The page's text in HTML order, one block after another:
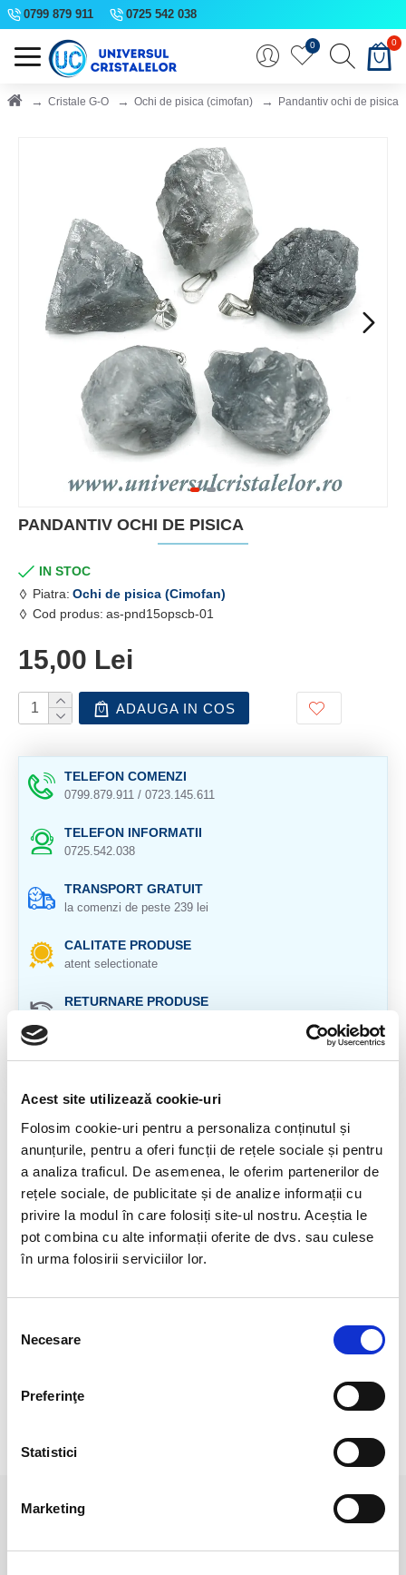
Acest site utilizează cookie-uri
Folosim cookie-uri pentru a personaliza conținutul și
anunțurile, pentru a oferi funcții de rețele sociale și pentru
a analiza traficul. De asemenea, le oferim partenerilor de
rețele sociale, de publicitate și de analize informații cu
privire la modul în care folosiți site-ul nostru. Aceștia le
pot combina cu alte informații oferite de dvs. sau culese
în urma folosirii serviciilor lor.
consimțământului
Necesare
Preferinţe
Statistici
Marketing
0799 879 911 0725 542 038
0 0
Cristale G-O Ochi de pisica (cimofan) Pandantiv ochi de pisica
PANDANTIV OCHI DE PISICA
IN STOC
Piatra: Ochi de pisica (Cimofan)
Cod produs: as-pnd15opscb-01
15,00 Lei
ADAUGA IN COS
TELEFON COMENZI
0799.879.911 / 0723.145.611
TELEFON INFORMATII
0725.542.038
TRANSPORT GRATUIT
la comenzi de peste 239 lei
CALITATE PRODUSE
atent selectionate
RETURNARE PRODUSE
GARANTIE PRODUSE
DESCRIERE PRODUS
Pandantiv de ochi de pisica brut.
Cristal natural 100 %.
Pretul se refera la 1 bucata asemanatoare cu cele 5 din
fotografie.
dispozitivului dumneavoastra (smartphone, tableta, laptop,
monitor).Pozele sunt realizate cu aparat profesionist sub
PRODUSE ASEMANATOARE